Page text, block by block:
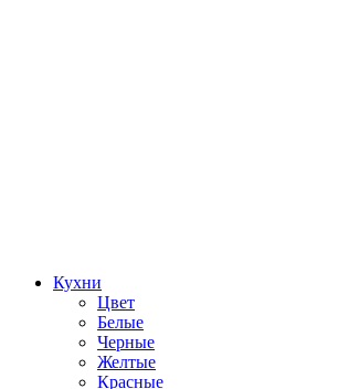
Кухни
Цвет
Белые
Черные
Желтые
Красные